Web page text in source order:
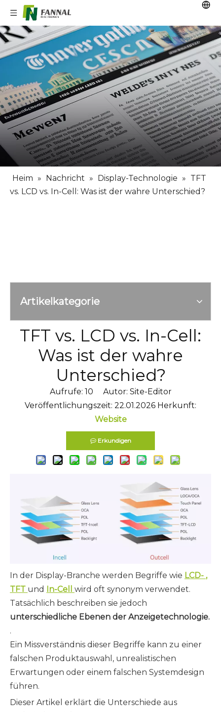
Heim » Nachricht » Display-Technologie » TFT
vs. LCD vs. In-Cell: Was ist der wahre Unterschied?
Artikelkategorie
TFT vs. LCD vs. In-Cell:
Was ist der wahre
Unterschied?
Aufrufe: 10 Autor: Site-Editor
Veröffentlichungszeit: 22.01.2026 Herkunft:
Website
Erkundigen
In der Display-Branche werden Begriffe wie LCD- ,
TFT und In-Cell wird oft synonym verwendet.
Tatsächlich beschreiben sie jedoch
unterschiedliche Ebenen der Anzeigetechnologie.
.
Ein Missverständnis dieser Begriffe kann zu einer
falschen Produktauswahl, unrealistischen
Erwartungen oder einem falschen Systemdesign
führen.
Dieser Artikel erklärt die Unterschiede aus